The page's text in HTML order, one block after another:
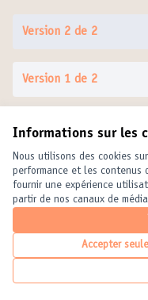
Informations sur les
Nous utilisons des cookies
performance et les contenus
fournir une expérience
partir de nos canaux de
Accepter
Version 2 de 2
Version 1 de 2
Conditions d'utilisation
Paramètres des cookies
United Cities and Local
(Lien externe)
United Cities and Local
(Lien externe)
United Cities and
(Lien externe)
Français
Elegir el idiomaChoose
Site réalisé grâce au